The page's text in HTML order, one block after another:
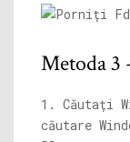
Metoda
1. Căutați
căutare